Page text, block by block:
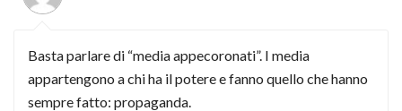
Basta parlare di “media appecoronati”. I media
appartengono a chi ha il potere e fanno quello che hanno
sempre fatto: propaganda.